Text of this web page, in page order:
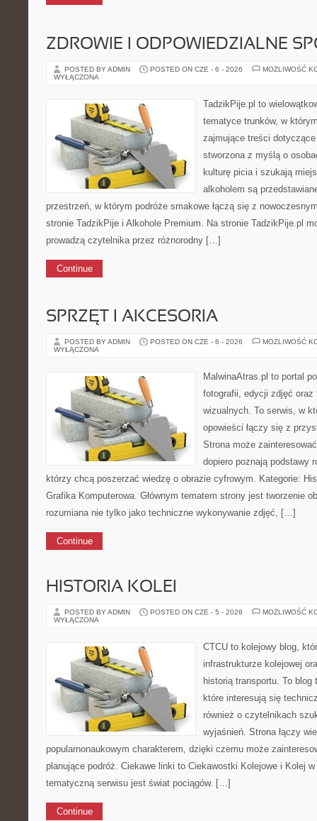
ZDROWIE I ODPOWIEDZIALNE
POSTED BY ADMIN POSTED ON CZE - 6 - 2026
MOŻLIWOŚĆ
WYŁĄCZONA
TadzikPije.pl to
tematyce trunków, w
zajmujące treści dotyczące
stworzona z myślą o
kulturę picia i szukają
alkoholem są
przestrzeń, w którym podróże smakowe łączą się z
stronie TadzikPije i Alkohole Premium. Na stronie TadzikPije.pl
prowadzą czytelnika przez różnorodny […]
Continue
SPRZĘT I AKCESORIA
POSTED BY ADMIN POSTED ON CZE - 6 - 2026
MOŻLIWOŚĆ
WYŁĄCZONA
MalwinaAtras.pl to portal
fotografii, edycji zdjęć oraz
wizualnych. To serwis, w
opowieści łączy się z
Strona może
dopiero poznają podstawy
którzy chcą poszerzać wiedzę o obrazie cyfrowym. Kategorie:
Grafika Komputerowa. Głównym tematem strony jest tworzenie
rozumiana nie tylko jako techniczne wykonywanie zdjęć, […]
Continue
HISTORIA KOLEI
POSTED BY ADMIN POSTED ON CZE - 5 - 2026
MOŻLIWOŚĆ
WYŁĄCZONA
CTCU to kolejowy blog,
infrastrukturze kolejowej
historią transportu. To
które interesują się
również o czytelnikach
wyjaśnień. Strona łączy
popularnonaukowym charakterem, dzięki czemu może
planujące podróż. Ciekawe linki to Ciekawostki Kolejowe i Kolej w
tematyczną serwisu jest świat pociągów. […]
Continue